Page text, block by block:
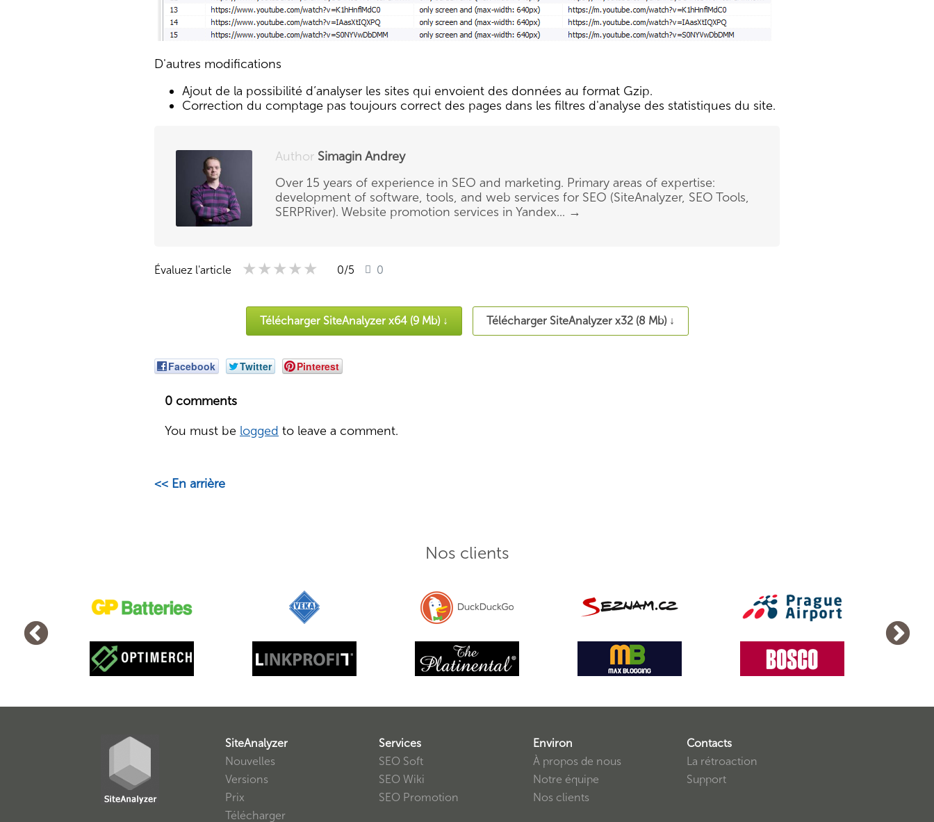
D'autres modifications
Ajout de la possibilité d’analyser les sites qui envoient des données au format Gzip.
Correction du comptage pas toujours correct des pages dans les filtres d'analyse des statistiques du site.
Author Simagin Andrey
Over 15 years of experience in SEO and marketing. Primary areas of expertise:
development of software, tools, and web services for SEO (SiteAnalyzer, SEO Tools,
SERPRiver). Website promotion services in Yandex... →
Évaluez l'article ★★★★★
★★★★★
★★★★★ 0/5 0
Télécharger SiteAnalyzer x64 (9 Mb) ↓ Télécharger SiteAnalyzer x32 (8 Mb) ↓
Facebook Twitter Pinterest
0 comments
You must be logged to leave a comment.
<< En arrière
Nos clients
SiteAnalyzer
Nouvelles
Versions
Prix
Télécharger
Services
SEO Soft
SEO Wiki
SEO Promotion
Environ
À propos de nous
Notre équipe
Nos clients
Contacts
La rétroaction
Support